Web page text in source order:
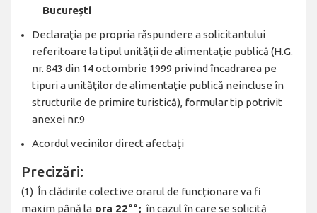
București
Declaraţia pe propria răspundere a solicitantului
referitoare la tipul unităţii de alimentaţie publică (H.G.
nr. 843 din 14 octombrie 1999 privind încadrarea pe
tipuri a unităţilor de alimentaţie publică neincluse în
structurile de primire turistică), formular tip potrivit
anexei nr.9
Acordul vecinilor direct afectați
Precizări:
(1) În clădirile colective orarul de funcționare va fi
maxim până la ora 22°°; în cazul în care se solicită